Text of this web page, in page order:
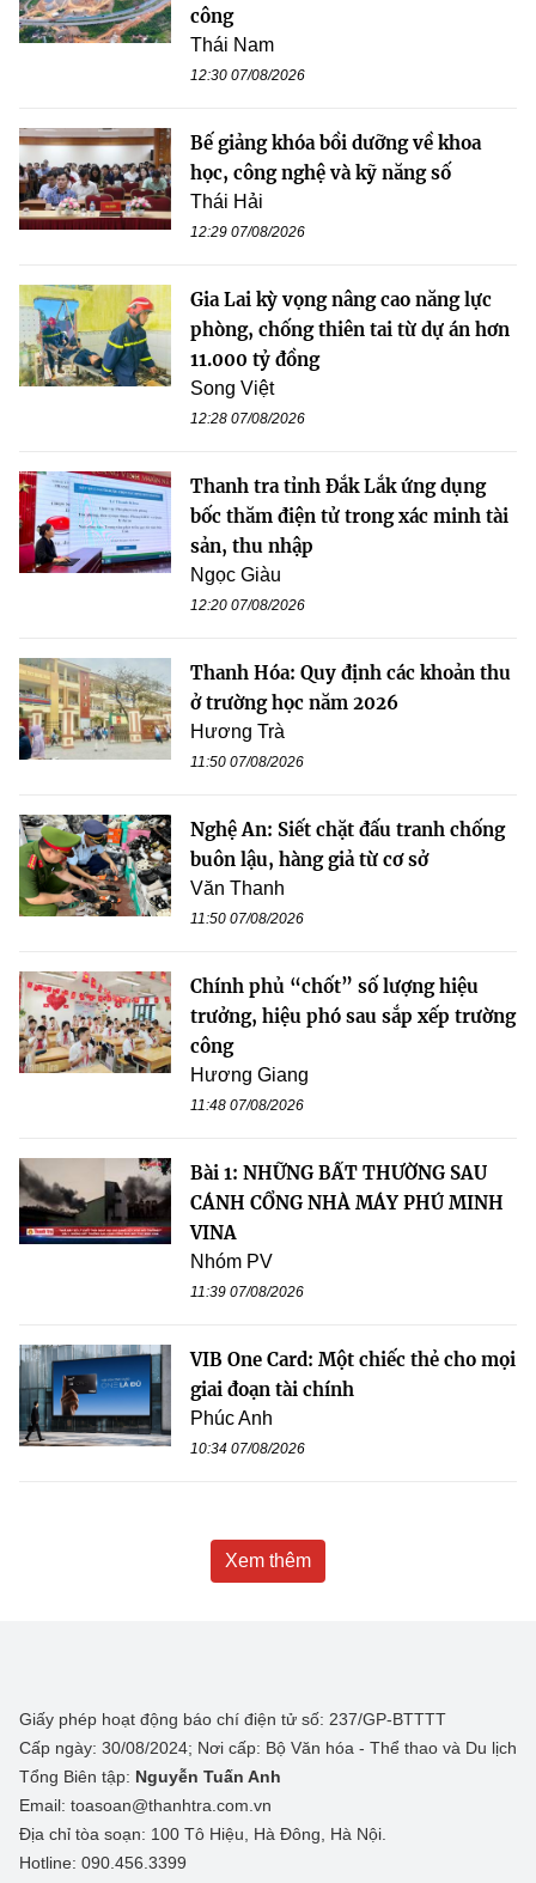
công
Thái Nam
12:30 07/08/2026
Bế giảng khóa bồi dưỡng về khoa
học, công nghệ và kỹ năng số
Thái Hải
12:29 07/08/2026
Gia Lai kỳ vọng nâng cao năng lực
phòng, chống thiên tai từ dự án hơn
11.000 tỷ đồng
Song Việt
12:28 07/08/2026
Thanh tra tỉnh Đắk Lắk ứng dụng
bốc thăm điện tử trong xác minh tài
sản, thu nhập
Ngọc Giàu
12:20 07/08/2026
Thanh Hóa: Quy định các khoản thu
ở trường học năm 2026
Hương Trà
11:50 07/08/2026
Nghệ An: Siết chặt đấu tranh chống
buôn lậu, hàng giả từ cơ sở
Văn Thanh
11:50 07/08/2026
Chính phủ “chốt” số lượng hiệu
trưởng, hiệu phó sau sắp xếp trường
công
Hương Giang
11:48 07/08/2026
Bài 1: NHỮNG BẤT THƯỜNG SAU
CÁNH CỔNG NHÀ MÁY PHÚ MINH
VINA
Nhóm PV
11:39 07/08/2026
VIB One Card: Một chiếc thẻ cho mọi
giai đoạn tài chính
Phúc Anh
10:34 07/08/2026
Xem thêm
Giấy phép hoạt động báo chí điện tử số: 237/GP-BTTTT
Cấp ngày: 30/08/2024; Nơi cấp: Bộ Văn hóa - Thể thao và Du lịch
Tổng Biên tập: Nguyễn Tuấn Anh
Email: toasoan@thanhtra.com.vn
Địa chỉ tòa soạn: 100 Tô Hiệu, Hà Đông, Hà Nội.
Hotline: 090.456.3399